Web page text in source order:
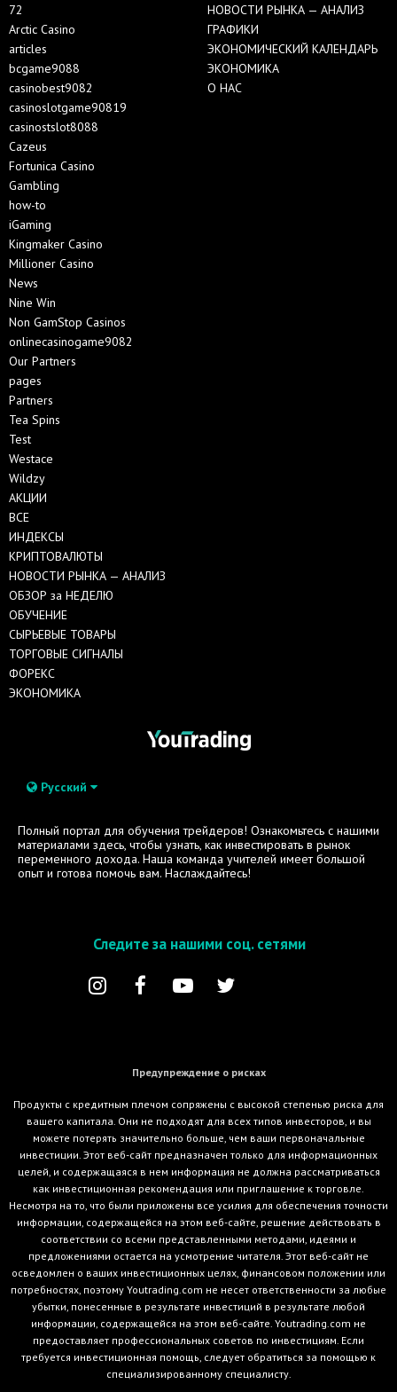
72
Arctic Casino
articles
bcgame9088
casinobest9082
casinoslotgame90819
casinostslot8088
Cazeus
Fortunica Casino
Gambling
how-to
iGaming
Kingmaker Casino
Millioner Casino
News
Nine Win
Non GamStop Casinos
onlinecasinogame9082
Our Partners
pages
Partners
Tea Spins
Test
Westace
Wildzy
АКЦИИ
ВСЕ
ИНДЕКСЫ
КРИПТОВАЛЮТЫ
НОВОСТИ РЫНКА — АНАЛИЗ
ОБЗОР за НЕДЕЛЮ
ОБУЧЕНИЕ
СЫРЬЕВЫЕ ТОВАРЫ
ТОРГОВЫЕ СИГНАЛЫ
ФОРЕКС
ЭКОНОМИКА
НОВОСТИ РЫНКА — АНАЛИЗ
ГРАФИКИ
ЭКОНОМИЧЕСКИЙ КАЛЕНДАРЬ
ЭКОНОМИКА
О НАС
Русский
Полный портал для обучения трейдеров! Ознакомьтесь с нашими
материалами здесь, чтобы узнать, как инвестировать в рынок
переменного дохода. Наша команда учителей имеет большой
опыт и готова помочь вам. Наслаждайтесь!
Следите за нашими соц. сетями
Предупреждение о рисках
Продукты с кредитным плечом сопряжены с высокой степенью риска для
вашего капитала. Они не подходят для всех типов инвесторов, и вы
можете потерять значительно больше, чем ваши первоначальные
инвестиции. Этот веб-сайт предназначен только для информационных
целей, и содержащаяся в нем информация не должна рассматриваться
как инвестиционная рекомендация или приглашение к торговле.
Несмотря на то, что были приложены все усилия для обеспечения точности
информации, содержащейся на этом веб-сайте, решение действовать в
соответствии со всеми представленными методами, идеями и
предложениями остается на усмотрение читателя. Этот веб-сайт не
осведомлен о ваших инвестиционных целях, финансовом положении или
потребностях, поэтому Youtrading.com не несет ответственности за любые
убытки, понесенные в результате инвестиций в результате любой
информации, содержащейся на этом веб-сайте. Youtrading.com не
предоставляет профессиональных советов по инвестициям. Если
требуется инвестиционная помощь, следует обратиться за помощью к
специализированному специалисту.